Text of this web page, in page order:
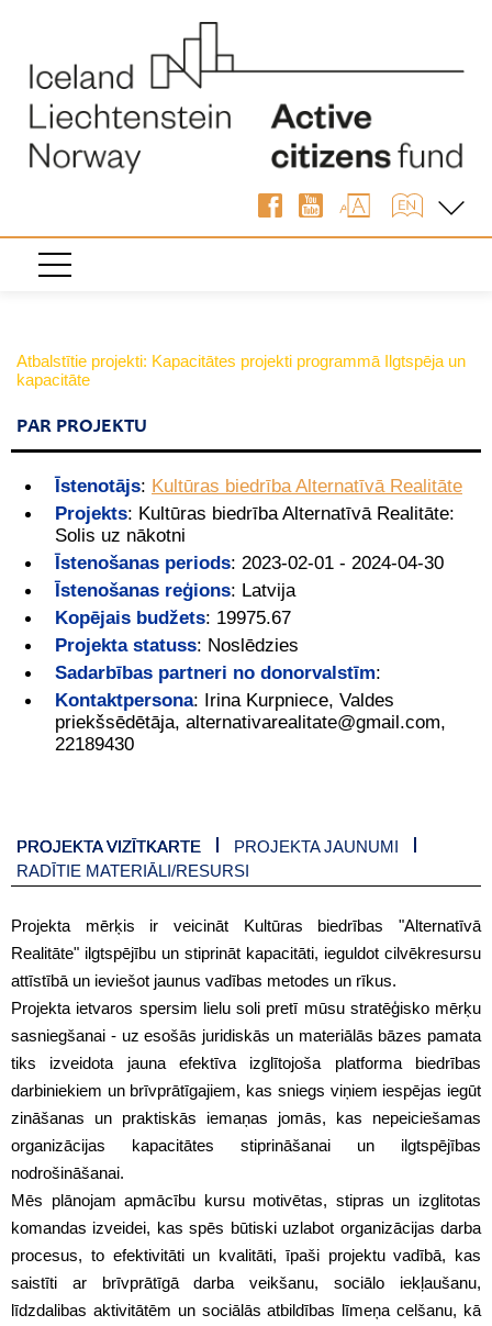
Atbalstītie projekti: Kapacitātes projekti programmā Ilgtspēja un
kapacitāte
PAR PROJEKTU
Īstenotājs: Kultūras biedrība Alternatīvā Realitāte
Projekts: Kultūras biedrība Alternatīvā Realitāte:
Solis uz nākotni
Īstenošanas periods: 2023-02-01 - 2024-04-30
Īstenošanas reģions: Latvija
Kopējais budžets: 19975.67
Projekta statuss: Noslēdzies
Sadarbības partneri no donorvalstīm:
Kontaktpersona: Irina Kurpniece, Valdes
priekšsēdētāja, alternativarealitate@gmail.com,
22189430
PROJEKTA VIZĪTKARTE
PROJEKTA JAUNUMI
RADĪTIE MATERIĀLI/RESURSI
Projekta mērķis ir veicināt Kultūras biedrības "Alternatīvā
Realitāte" ilgtspējību un stiprināt kapacitāti, ieguldot cilvēkresursu
attīstībā un ieviešot jaunus vadības metodes un rīkus.
Projekta ietvaros spersim lielu soli pretī mūsu stratēģisko mērķu
sasniegšanai - uz esošās juridiskās un materiālās bāzes pamata
tiks izveidota jauna efektīva izglītojoša platforma biedrības
darbiniekiem un brīvprātīgajiem, kas sniegs viņiem iespējas iegūt
zināšanas un praktiskās iemaņas jomās, kas nepeiciešamas
organizācijas kapacitātes stiprināšanai un ilgtspējības
nodrošināšanai.
Mēs plānojam apmācību kursu motivētas, stipras un izglitotas
komandas izveidei, kas spēs būtiski uzlabot organizācijas darba
procesus, to efektivitāti un kvalitāti, īpaši projektu vadībā, kas
saistīti ar brīvprātīgā darba veikšanu, sociālo iekļaušanu,
līdzdalibas aktivitātēm un sociālās atbildības līmeņa celšanu, kā